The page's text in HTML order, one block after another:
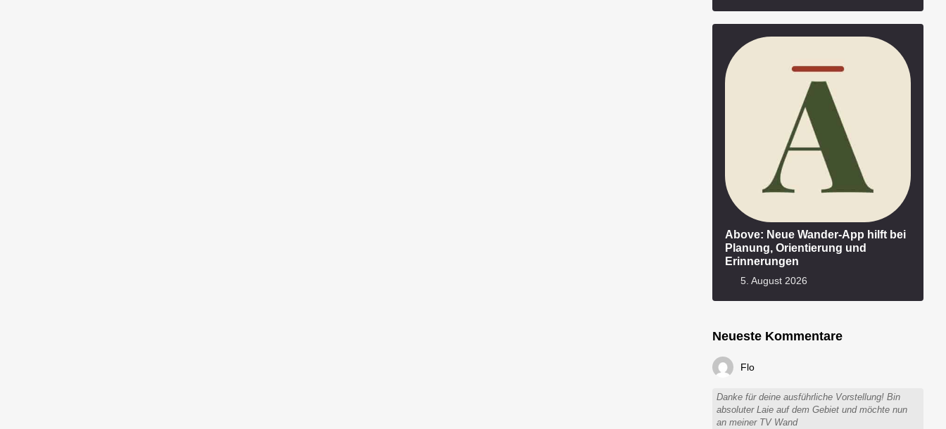
Above: Neue Wander-App hilft bei
Planung, Orientierung und
Erinnerungen
5. August 2026
Neueste Kommentare
Flo
Danke für deine ausführliche Vorstellung! Bin
absoluter Laie auf dem Gebiet und möchte nun
an meiner TV Wand